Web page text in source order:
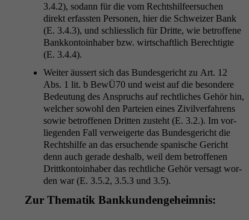
3.4.2), sodann für die vom Recht­shil­feer­suchen
direkt erfassten Per­so­n­en, hier die Schweiz­er Bank
(E. 3.4.3), und schliesslich für Dritte, wie betrof­fene
Bankkon­toin­hab­er bzw. wirtschaftlich Berechtigte
(E. 3.4.4).
Weit­er äussert sich das Bun­des­gericht zu Art. 12
Abs. 1 lit. b BewÜ70 und weist auf die beson­dere
Bedeu­tung des Anspruchs auf rechtlich­es Gehör hin,
welch­er sowohl den Parteien eines Zivil­ver­fahrens
sowie betrof­fe­nen Drit­ten zuste­ht (E. 3.2.). Im vor­
liegen­den Fall ver­weigerte das Bun­des­gericht die
Recht­shil­fe an das ersuchende spanis­che Gericht
denn auch ger­ade deshalb, weil dem betrof­fe­nen
Drit­tkon­toin­hab­er das rechtliche Gehör ver­sagt wor­
den war (E. 3.5.2, 3.5.3 und 3.5).
Zur The­matik Bankkundengeheimnis: